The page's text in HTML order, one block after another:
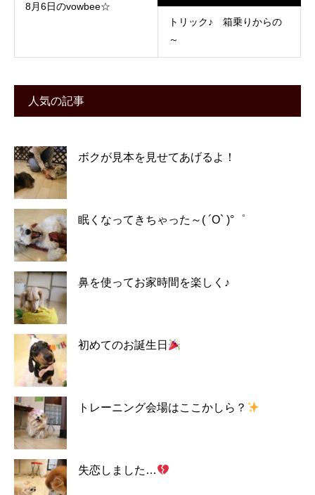
8月6日のvowbee☆
トリック♪ 箱乗りからの
～
人気の記事
ボクが見本を見せてあげるよ！
眠くなってきちゃった～( ´O` )°゜
鼻を使ってお家時間を楽しく♪
初めてのお誕生日
トレーニング会場はここかしら？
失恋しました…